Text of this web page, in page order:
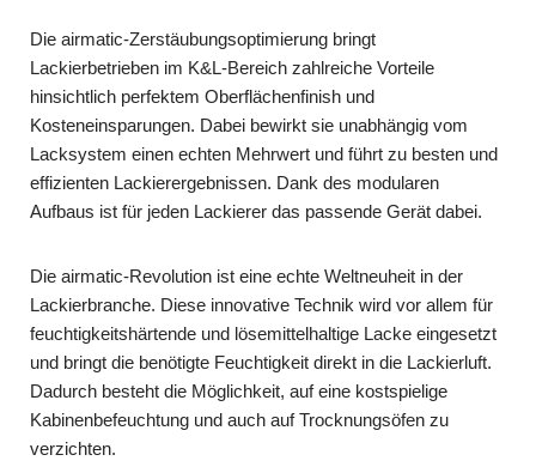
Die airmatic-Zerstäubungsoptimierung bringt
Lackierbetrieben im K&L-Bereich zahlreiche Vorteile
hinsichtlich perfektem Oberflächenfinish und
Kosteneinsparungen. Dabei bewirkt sie unabhängig vom
Lacksystem einen echten Mehrwert und führt zu besten und
effizienten Lackierergebnissen. Dank des modularen
Aufbaus ist für jeden Lackierer das passende Gerät dabei.
Die airmatic-Revolution ist eine echte Weltneuheit in der
Lackierbranche. Diese innovative Technik wird vor allem für
feuchtigkeitshärtende und lösemittelhaltige Lacke eingesetzt
und bringt die benötigte Feuchtigkeit direkt in die Lackierluft.
Dadurch besteht die Möglichkeit, auf eine kostspielige
Kabinenbefeuchtung und auch auf Trocknungsöfen zu
verzichten.